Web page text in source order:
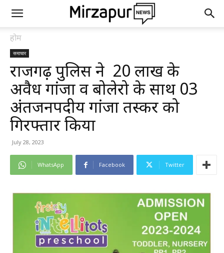
होम
समाचार
राजगढ़ पुलिस ने ₹ 20 लाख के
अवैध गांजा व बोलेरो के साथ 03
अंतर्जनपदीय गांजा तस्कर को
गिरफ्तार किया
July 28, 2023
WhatsApp Facebook Twitter